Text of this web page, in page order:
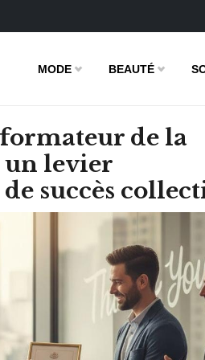
MODE BEAUTÉ
de la
un levier
de succès
DE LA
11:09
HOROSCOPE
VOTRE ASTRO
SEMAINE
LUNDI 23